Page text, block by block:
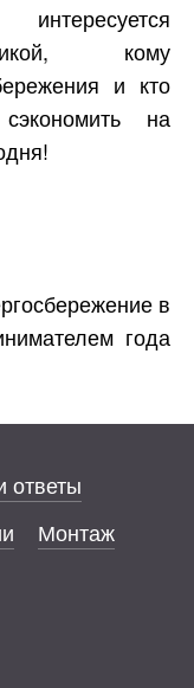
кому
и кто
на
в
года
ответы
Монтаж